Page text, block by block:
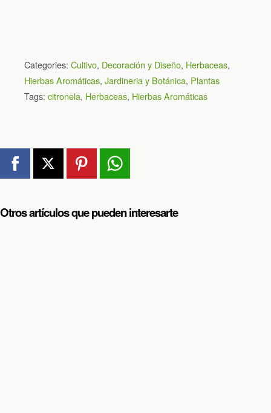
Categories: Cultivo, Decoración y Diseño, Herbaceas,
Hierbas Aromáticas, Jardineria y Botánica, Plantas
Tags: citronela, Herbaceas, Hierbas Aromáticas
Otros artículos que pueden interesarte